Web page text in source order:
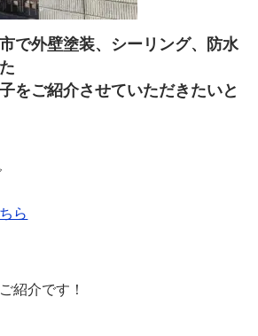
で外壁塗装、シーリング、防水
をご紹介させていただきたいと
ら
紹介です！